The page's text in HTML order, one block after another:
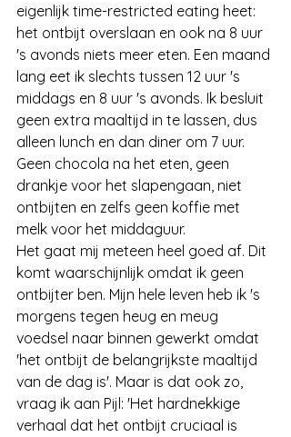
eigenlijk time-restricted eating heet:
het ontbijt overslaan en ook na 8 uur
's avonds niets meer eten. Een maand
lang eet ik slechts tussen 12 uur 's
middags en 8 uur 's avonds. Ik besluit
geen extra maaltijd in te lassen, dus
alleen lunch en dan diner om 7 uur.
Geen chocola na het eten, geen
drankje voor het slapengaan, niet
ontbijten en zelfs geen koffie met
melk voor het middaguur.
Het gaat mij meteen heel goed af. Dit
komt waarschijnlijk omdat ik geen
ontbijter ben. Mijn hele leven heb ik 's
morgens tegen heug en meug
voedsel naar binnen gewerkt omdat
'het ontbijt de belangrijkste maaltijd
van de dag is'. Maar is dat ook zo,
vraag ik aan Pijl: 'Het hardnekkige
verhaal dat het ontbijt cruciaal is